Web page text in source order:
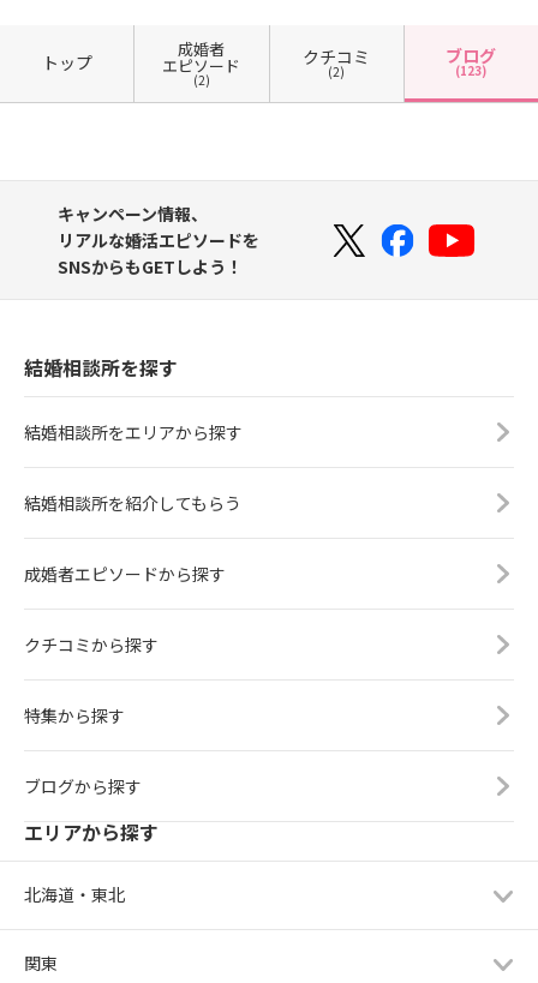
に進めることを心から願っておりま
す。
トップ
成婚者
エピソード
(2)
クチコミ
(2)
ブログ
(123)
キャンペーン情報、
リアルな婚活エピソードを
SNSからもGETしよう！
結婚相談所を探す
結婚相談所をエリアから探す
結婚相談所を紹介してもらう
成婚者エピソードから探す
クチコミから探す
特集から探す
ブログから探す
エリアから探す
北海道・東北
関東